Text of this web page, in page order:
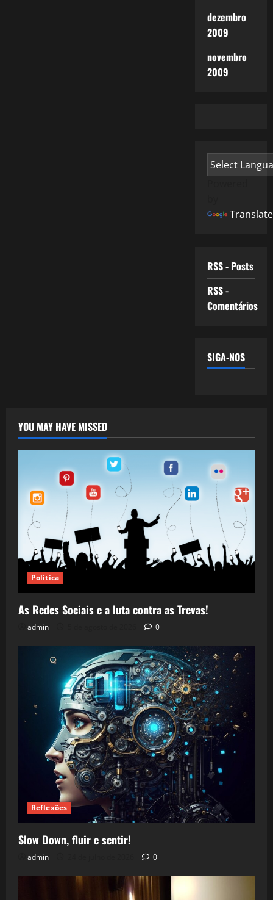
dezembro
2009
novembro
2009
Translate
RSS - Posts
RSS -
Comentários
SIGA-NOS
YOU MAY HAVE MISSED
Política
As Redes Sociais e a luta contra as Trevas!
admin 0
Reflexões
Slow Down, fluir e sentir!
admin 0